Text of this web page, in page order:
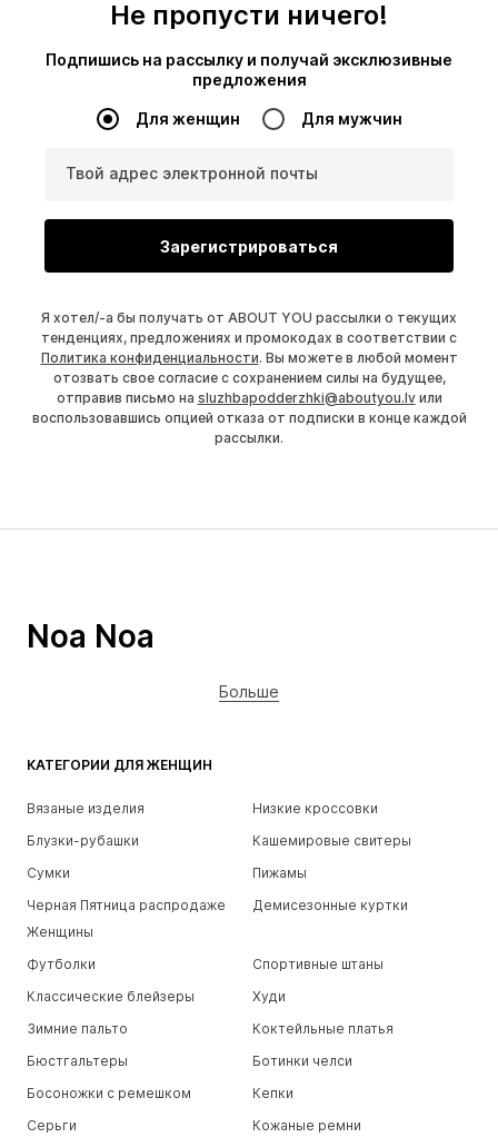
Не пропусти ничего!
Подпишись на рассылку и получай эксклюзивные
предложения
Для женщин Для мужчин
Твой адрес электронной почты
Зарегистрироваться
Я хотел/-а бы получать от ABOUT YOU рассылки о текущих
тенденциях, предложениях и промокодах в соответствии с
Политика конфиденциальности. Вы можете в любой момент
отозвать свое согласие с сохранением силы на будущее,
отправив письмо на sluzhbapodderzhki@aboutyou.lvили
воспользовавшись опцией отказа от подписки в конце каждой
рассылки.
КАТЕГОРИИ ДЛЯ ЖЕНЩИН
Вязаные изделия
Низкие кроссовки
Блузки-рубашки
Кашемировые свитеры
Сумки
Пижамы
Черная Пятница распродаже
Женщины
Демисезонные куртки
Футболки
Спортивные штаны
Классические блейзеры
Худи
Зимние пальто
Коктейльные платья
Бюстгальтеры
Ботинки челси
Босоножки с ремешком
Кепки
Серьги
Кожаные ремни
Noa Noa
Больше